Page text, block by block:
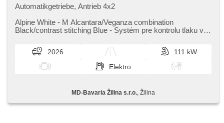
Automatikgetriebe, Antrieb 4x2
Alpine White ​- M Alcantara/Veganza combination
Black/contrast stitching Blue ​- Systém pre kontrolu tlaku v
2026
111 kW
Elektro
MD-Bavaria Žilina s.r.o. , Žilina